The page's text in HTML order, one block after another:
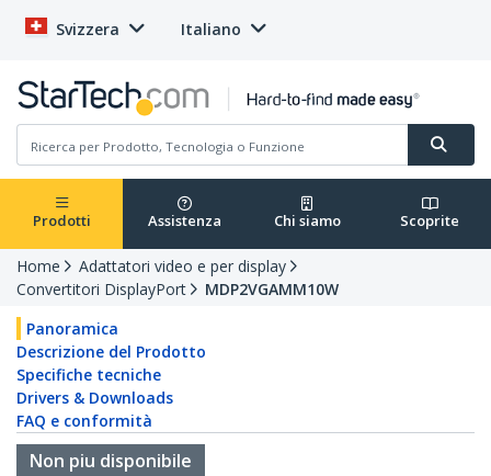
Svizzera Italiano
Prodotti Assistenza Chi siamo Scoprite
Home
Adattatori video e per display
Convertitori DisplayPort
MDP2VGAMM10W
Panoramica
Descrizione del Prodotto
Specifiche tecniche
Drivers & Downloads
FAQ e conformità
Non piu disponibile